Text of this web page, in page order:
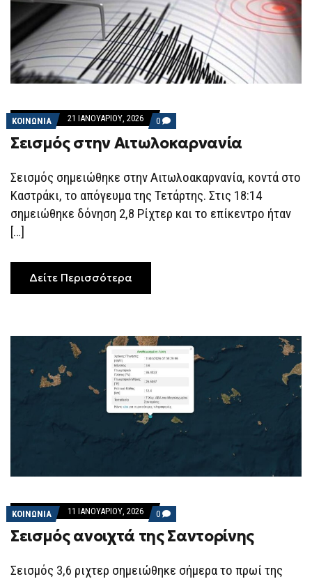
ΚΟΙΝΩΝΙΑ 21 ΙΑΝΟΥΑΡΊΟΥ, 2026 0 COMMENTS
ON
ΣΕΙΣΜΌΣ
ΣΤΗΝ
Σεισμός στην Αιτωλοκαρνανία
Σεισμός σημειώθηκε στην Αιτωλοακαρνανία, κοντά στο
Καστράκι, το απόγευμα της Τετάρτης. Στις 18:14
σημειώθηκε δόνηση 2,8 Ρίχτερ και το επίκεντρο ήταν
[…]
Δείτε Περισσότερα
ΚΟΙΝΩΝΙΑ 11 ΙΑΝΟΥΑΡΊΟΥ, 2026 0 COMMENTS
ON
ΣΕΙΣΜΌΣ
ΑΝΟΙΧΤΆ
ΣΑΝΤΟΡΊΝΗΣ
Σεισμός ανοιχτά της Σαντορίνης
Σεισμός 3,6 ριχτερ σημειώθηκε σήμερα το πρωί της